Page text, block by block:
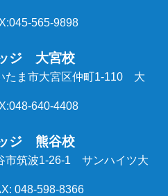
（オンラインコース）
講座（オンラインコース）
565-9898
ジ 大宮校
ま市大宮区仲町1-110 大
640-4408
ジ 熊谷校
市筑波1-26-1 サンハイツ大
048-598-8366